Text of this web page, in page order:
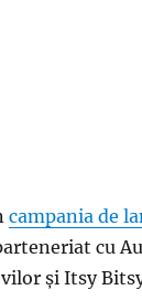
campania de
cu
și Itsy